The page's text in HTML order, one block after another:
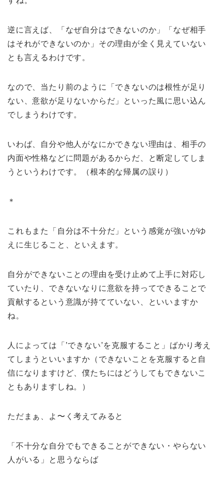
逆に言えば、「なぜ自分はできないのか」「なぜ相手
はそれができないのか」その理由が全く見えていない
とも言えるわけです。
なので、当たり前のように「できないのは根性が足り
ない、意欲が足りないからだ」といった風に思い込ん
でしまうわけです。
いわば、自分や他人がなにかできない理由は、相手の
内面や性格などに問題があるからだ、と断定してしま
うというわけです。（根本的な帰属の誤り）
＊
これもまた「自分は不十分だ」という感覚が強いがゆ
えに生じること、といえます。
自分ができないことの理由を受け止めて上手に対応し
ていたり、できないなりに意欲を持ってできることで
貢献するという意識が持てていない、といいますか
ね。
人によっては「’できない’を克服すること」ばかり考え
てしまうといいますか（できないことを克服すると自
信になりますけど、僕たちにはどうしてもできないこ
ともありますしね。）
ただまぁ、よ〜く考えてみると
「不十分な自分でもできることができない・やらない
人がいる」と思うならば